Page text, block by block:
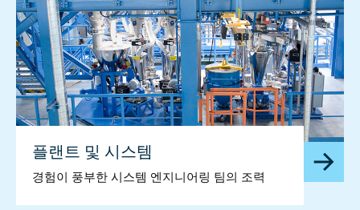
플랜트 및 시스템
경험이 풍부한 시스템 엔지니어링 팀의 조력